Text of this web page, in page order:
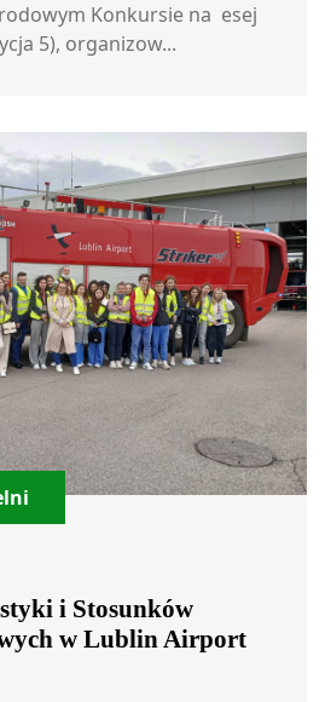
Konkursie na esej
5), organizow...
i Stosunków
w Lublin Airport